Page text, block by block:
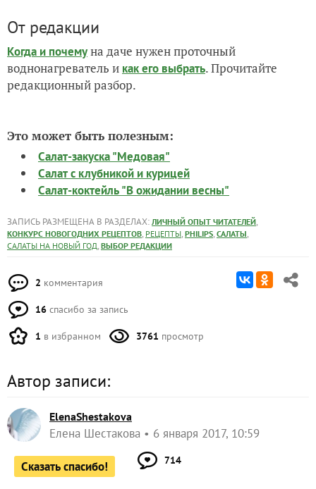
От редакции
Когда и почемуна даче нужен проточный
воднонагреватель и как его выбрать. Прочитайте
редакционный разбор.
Это может быть полезным:
Салат-закуска "Медовая"
Салат с клубникой и курицей
Салат-коктейль "В ожидании весны"
ЗАПИСЬ РАЗМЕЩЕНА В РАЗДЕЛАХ: ЛИЧНЫЙ ОПЫТ ЧИТАТЕЛЕЙ,
КОНКУРС НОВОГОДНИХ РЕЦЕПТОВ, РЕЦЕПТЫ, PHILIPS, САЛАТЫ,
САЛАТЫ НА НОВЫЙ ГОД, ВЫБОР РЕДАКЦИИ
2 комментария
16 спасибо за запись
1 в избранном 3761 просмотр
Автор записи:
ElenaShestakova
Елена Шестакова 6 января 2017, 10:59
Сказать спасибо! 714